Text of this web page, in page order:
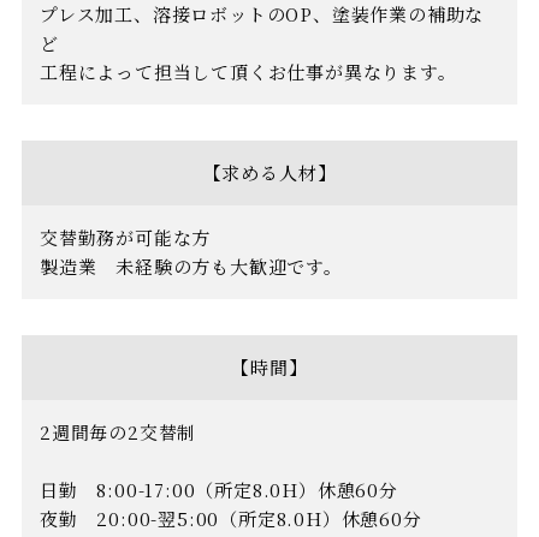
プレス加工、溶接ロボットのOP、塗装作業の補助な
ど
工程によって担当して頂くお仕事が異なります。
【求める人材】
交替勤務が可能な方
製造業 未経験の方も大歓迎です。
【時間】
2週間毎の2交替制
日勤 8:00-17:00（所定8.0H）休憩60分
夜勤 20:00-翌5:00（所定8.0H）休憩60分